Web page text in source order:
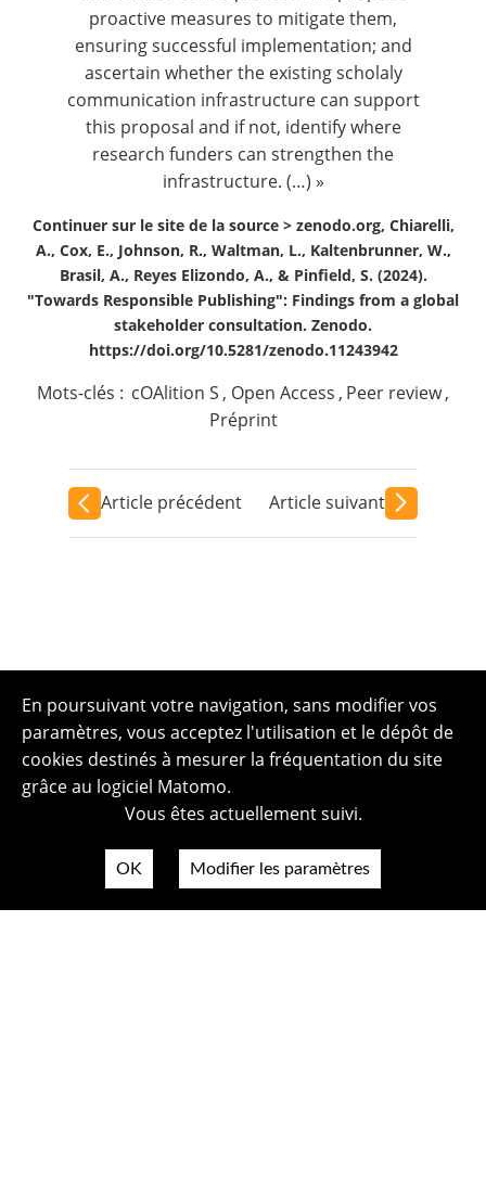
proactive measures to mitigate them,
ensuring successful implementation; and
ascertain whether the existing scholaly
communication infrastructure can support
this proposal and if not, identify where
research funders can strengthen the
infrastructure. (…) »
Continuer sur le site de la source > zenodo.org, Chiarelli,
A., Cox, E., Johnson, R., Waltman, L., Kaltenbrunner, W.,
Brasil, A., Reyes Elizondo, A., & Pinfield, S. (2024).
"Towards Responsible Publishing": Findings from a global
stakeholder consultation. Zenodo.
https://doi.org/10.5281/zenodo.11243942
Mots-clés : cOAlition S , Open Access , Peer review,
Préprint
Article précédent Article suivant
En poursuivant votre navigation, sans modifier vos
paramètres, vous acceptez l'utilisation et le dépôt de
cookies destinés à mesurer la fréquentation du site
grâce au logiciel Matomo.
Vous êtes actuellement suivi.
OK Modifier les paramètres